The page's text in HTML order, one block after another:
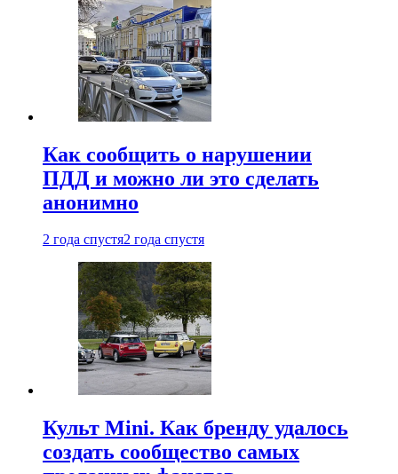
Как сообщить о нарушении
ПДД и можно ли это сделать
анонимно
2 года спустя2 года спустя
Культ Mini. Как бренду удалось
создать сообщество самых